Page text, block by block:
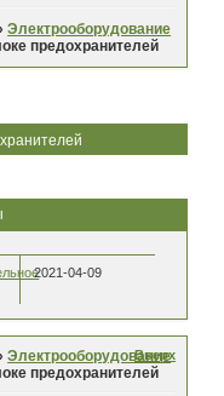
Электрооборудование
предохранителей
2021-04-09
Электрооборудование
предохранителей
Вверх